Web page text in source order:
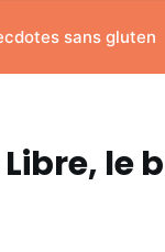
sans gluten